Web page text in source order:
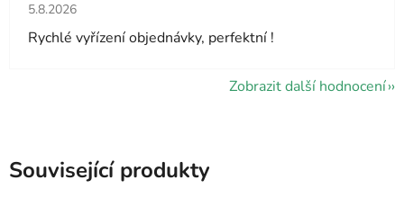
Hodnocení obchodu je 5 z 5 hvězdiček.
5.8.2026
Rychlé vyřízení objednávky, perfektní !
Zobrazit další hodnocení
Související produkty